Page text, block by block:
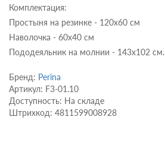
Комплектация:
Простыня на резинке - 120х60 см
Наволочка - 60х40 см
Пододеяльник на молнии - 143х102 см.
Бренд: Perina
Артикул: F3-01.10
Доступность: На складе
Штрихкод: 4811599008928